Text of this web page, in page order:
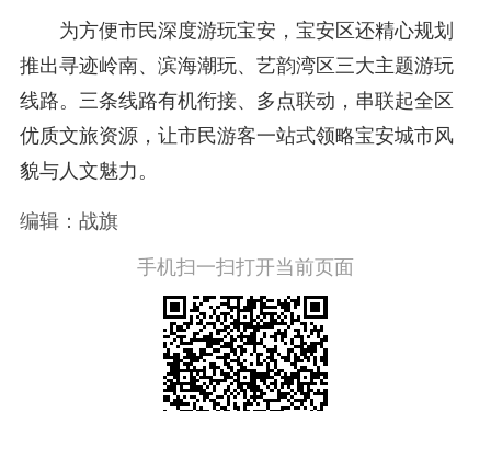
为方便市民深度游玩宝安，宝安区还精心规划
推出寻迹岭南、滨海潮玩、艺韵湾区三大主题游玩
线路。三条线路有机衔接、多点联动，串联起全区
优质文旅资源，让市民游客一站式领略宝安城市风
貌与人文魅力。
编辑：战旗
手机扫一扫打开当前页面